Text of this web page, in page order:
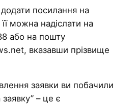
посилання на
можна надіслати на
або на пошту
вказавши прізвище
заявки ви побачили
– це є